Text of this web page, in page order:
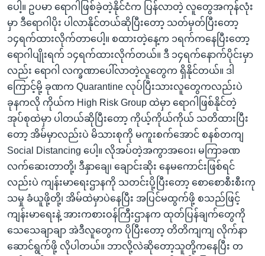
ပေါ့။ ဥပမာ ရောဂါဖြစ်ခဲ့တဲ့နိုင်ငံက ပြန်လာတဲ့ လူတွေအကုန်လုံး
မှာ ဒီရောဂါပိုး ပါလာနိုင်တယ်ဆိုပြီးတော့ သတ်မှတ်ပြီးတော့
၁၄ရက်ထားလိုက်တာပေါ့။ စထားတဲ့နေ့က ၁ရက်ကနေပြီးတော့
ရောဂါပျိုးရက် ၁၄ရက်ထားလိုက်တယ်။ ဒီ ၁၄ရက်နောက်ပိုင်းမှာ
လည်း ရောဂါ လက္ခဏာပေါ်လာတဲ့လူတွေက ရှိနိုင်တယ်။ ဒါ
ကြောင့်မို့ ခုဏက Quarantine လုပ်ပြီးသားလူတွေကလည်းပဲ
ခုနကလို ကိုယ်က High Risk Group ထဲမှာ ရောဂါဖြစ်နိုင်တဲ့
အုပ်စုထဲမှာ ပါတယ်ဆိုပြီးတော့ ကိုယ့်ကိုယ်ကိုယ် သတိထားပြီး
တော့ အိမ်မှာလည်းပဲ မိသားစုကို မကူးစက်အောင် စနစ်တကျ
Social Distancing ပေါ့။ လိုအပ်တဲ့အကွာအဝေး၊ မကြာခဏ
လက်ဆေးတာတို့၊ ဒီနှာချေ၊ ချောင်းဆိုး နေမကောင်းဖြစ်ရင်
လည်းပဲ ကျန်းမာရေးဌာနကို သတင်းပို့ပြီးတော့ စောစောစီးစီးကု
သမှု ခံယူဖို့တို့၊ အိမ်ထဲမှာပဲနေပြီး အပြင်မထွက်ဖို့ စသည်ဖြင့်
ကျန်းမာရေးနဲ့ အားကစားဝန်ကြီးဌာနက ထုတ်ပြန်ချက်တွေကို
သေသေချာချာ အဲဒီလူတွေက ပိုပြီးတော့ တိတိကျကျ လိုက်နာ
ဆောင်ရွက်ဖို့ လိုပါတယ်။ ဘာလို့လဲဆိုတော့သူတို့ကနေပြီး တ